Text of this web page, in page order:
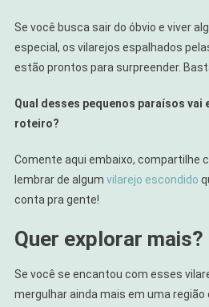
Se você busca sair do óbvio e viver
especial, os vilarejos espalhados
estão prontos para surpreender.
Qual desses pequenos paraísos vai
roteiro?
Comente aqui embaixo, compartilhe
lembrar de algum vilarejo escondido
conta pra gente!
Quer explorar mais?
Se você se encantou com esses
mergulhar ainda mais em uma